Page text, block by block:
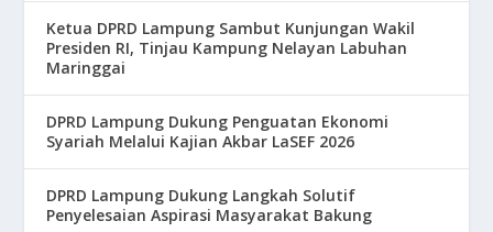
Ketua DPRD Lampung Sambut Kunjungan Wakil
Presiden RI, Tinjau Kampung Nelayan Labuhan
Maringgai
DPRD Lampung Dukung Penguatan Ekonomi
Syariah Melalui Kajian Akbar LaSEF 2026
DPRD Lampung Dukung Langkah Solutif
Penyelesaian Aspirasi Masyarakat Bakung